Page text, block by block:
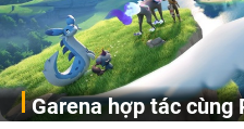
Garena hợp tác